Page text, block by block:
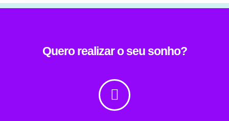
Quero realizar o seu sonho?